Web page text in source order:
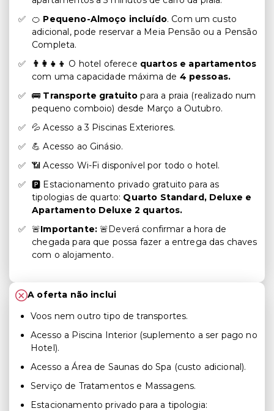
🍊 Pequeno-Almoço incluído. Com um custo
adicional, pode reservar a Meia Pensão ou a Pensão
Completa.
👨‍👩‍👧‍👦 O hotel oferece quartos e apartamentos
com uma capacidade máxima de 4 pessoas.
🚌 Transporte gratuito para a praia (realizado num
pequeno comboio) desde Março a Outubro.
💦 Acesso a 3 Piscinas Exteriores.
💪 Acesso ao Ginásio.
📶 Acesso Wi-Fi disponível por todo o hotel.
🅿️ Estacionamento privado gratuito para as
tipologias de quarto: Quarto Standard, Deluxe e
Apartamento Deluxe 2 quartos.
🚨Importante:🚨Deverá confirmar a hora de
chegada para que possa fazer a entrega das chaves
com o alojamento.
A oferta não inclui
Voos nem outro tipo de transportes.
Acesso a Piscina Interior (suplemento a ser pago no
Hotel).
Acesso a Área de Saunas do Spa (custo adicional).
Serviço de Tratamentos e Massagens.
Estacionamento privado para a tipologia: